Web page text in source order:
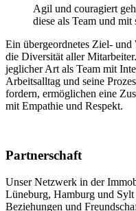
Agil und couragiert
diese als Team und mit
Ein übergeordnetes Ziel- und
die Diversität aller
jeglicher Art als Team mit
Arbeitsalltag und seine
fordern, ermöglichen eine
mit Empathie und Respekt.
Partnerschaft
Unser Netzwerk in der
Lüneburg, Hamburg und
Beziehungen und